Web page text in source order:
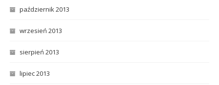
październik 2013
wrzesień 2013
sierpień 2013
lipiec 2013